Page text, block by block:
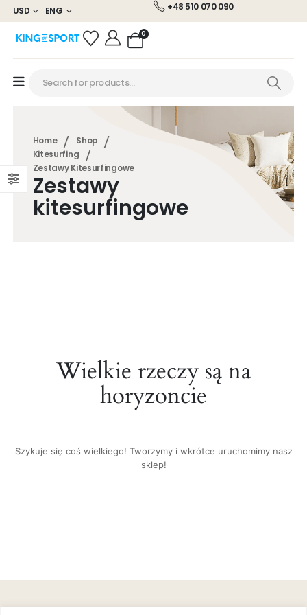
USD ENG +48 510 070 090
0
Home
Shop
Kitesurfing
Zestawy Kitesurfingowe
Zestawy
kitesurfingowe
Wielkie rzeczy są na
horyzoncie
Szykuje się coś wielkiego! Tworzymy i wkrótce uruchomimy nasz
sklep!